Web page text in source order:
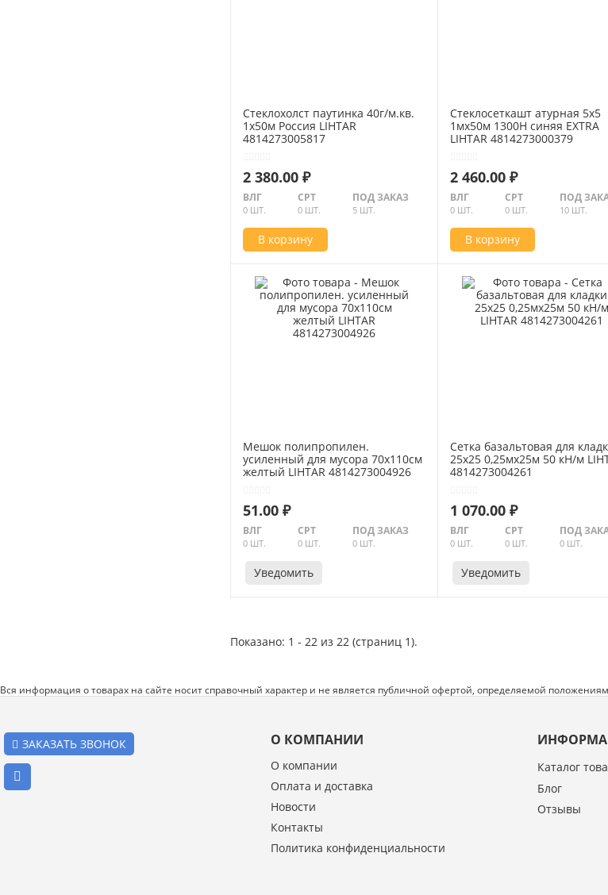
Стеклохолст паутинка 40г/м.кв.
1х50м Россия LIHTAR
4814273005817
2 380.00 ₽
ВЛГ
0 ШТ.
СРТ
0 ШТ.
ПОД ЗАКАЗ
5 ШТ.
В корзину
Стеклосеткашт атурная 5х5
1мх50м 1300Н синяя EXTRA
LIHTAR 4814273000379
2 460.00 ₽
ВЛГ
0 ШТ.
СРТ
0 ШТ.
ПОД
10 ШТ.
В корзину
Мешок полипропилен.
усиленный для мусора 70x110см
желтый LIHTAR 4814273004926
51.00 ₽
ВЛГ
0 ШТ.
СРТ
0 ШТ.
ПОД ЗАКАЗ
0 ШТ.
Уведомить
Сетка базальтовая для
25х25 0,25мх25м 50 кН/м
4814273004261
1 070.00 ₽
ВЛГ
0 ШТ.
СРТ
0 ШТ.
ПОД
0 ШТ.
Уведомить
Показано: 1 - 22 из 22 (страниц 1).
Вся информация о товарах на сайте носит справочный характер и не является публичной офертой, определяемой
ЗАКАЗАТЬ ЗВОНОК О КОМПАНИИ
О компании
Оплата и доставка
Новости
Контакты
Политика конфиденциальности
Каталог
Блог
Отзывы